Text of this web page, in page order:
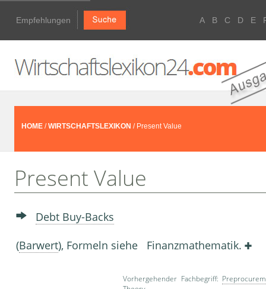
Empfehlungen A B C D E
HOME /WIRTSCHAFTSLEXIKON / Present Value
Present Value
Debt Buy-Backs
(Barwert), Formeln siehe Finanzmathematik.
Vorhergehender Fachbegriff: